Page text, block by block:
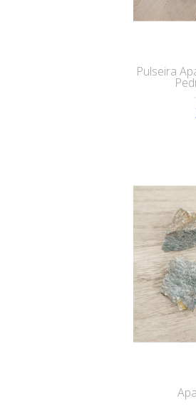
Pulseira